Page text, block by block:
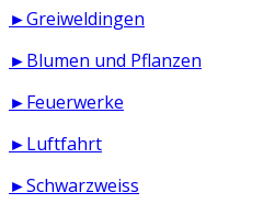
►Greiweldingen
►Blumen und Pflanzen
►Feuerwerke
►Luftfahrt
►Schwarzweiss